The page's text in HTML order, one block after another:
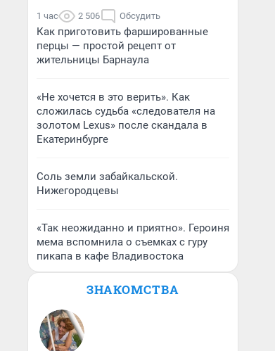
1 час 2 506 Обсудить
Как приготовить фаршированные
перцы — простой рецепт от
жительницы Барнаула
«Не хочется в это верить». Как
сложилась судьба «следователя на
золотом Lexus» после скандала в
Екатеринбурге
Соль земли забайкальской.
Нижегородцевы
«Так неожиданно и приятно». Героиня
мема вспомнила о съемках с гуру
пикапа в кафе Владивостока
ЗНАКОМСТВА